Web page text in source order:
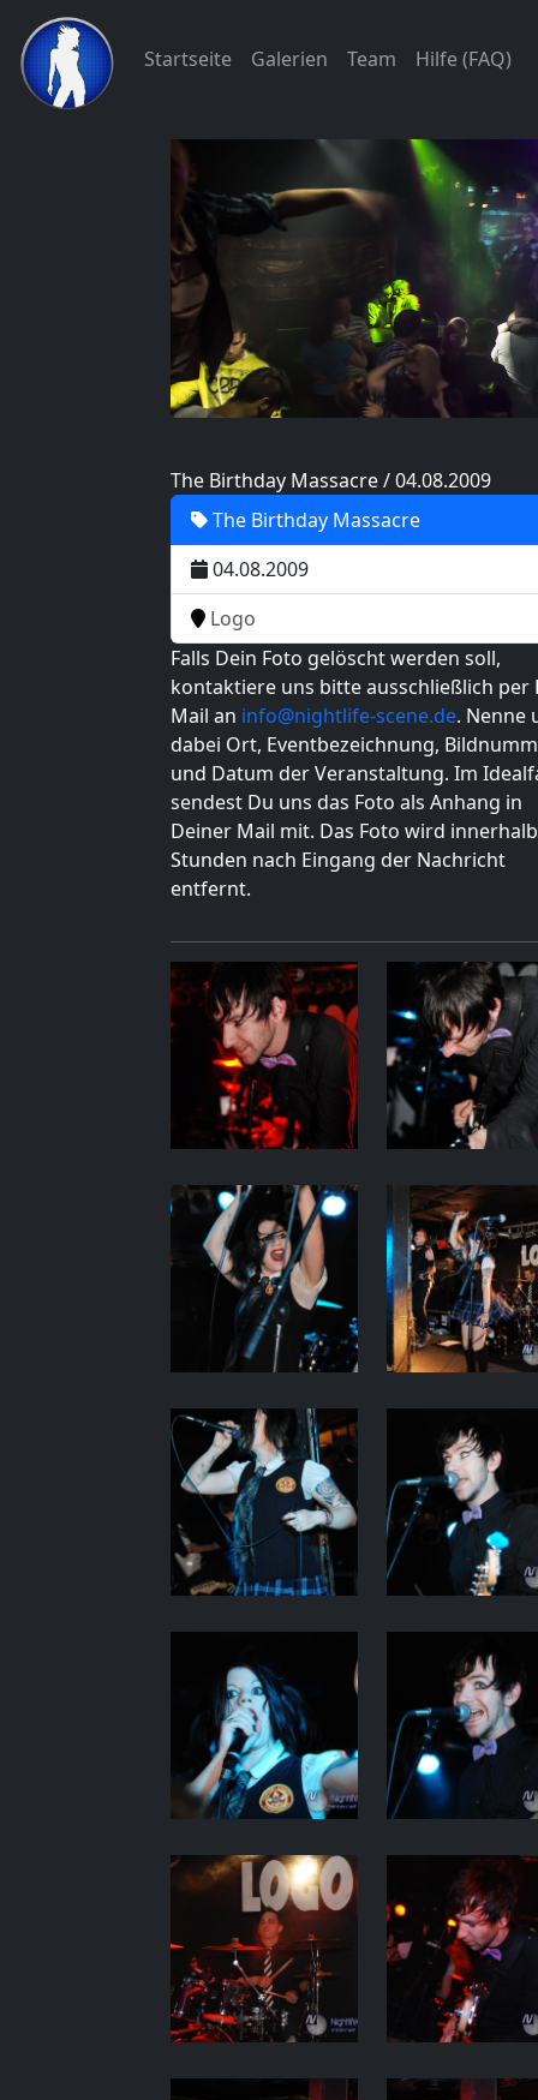
Startseite Galerien Team Hilfe (FAQ)
The Birthday Massacre / 04.08.2009
The Birthday Massacre
04.08.2009
Logo
Falls Dein Foto gelöscht werden soll,
kontaktiere uns bitte ausschließlich per
Mail an info@nightlife-scene.de. Nenne
dabei Ort, Eventbezeichnung,
und Datum der Veranstaltung. Im
sendest Du uns das Foto als Anhang in
Deiner Mail mit. Das Foto wird
Stunden nach Eingang der Nachricht
entfernt.